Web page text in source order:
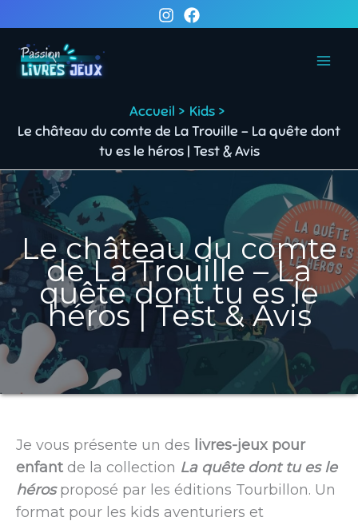
au
contenu
Accueil
Kids
Le château du comte de La Trouille – La quête dont
tu es le héros | Test & Avis
Le château du comte
de La Trouille – La
quête dont tu es le
héros | Test & Avis
Je vous présente un des livres-jeux pour
enfant de la collection La quête dont tu es le
hérosproposé par les éditions Tourbillon. Un
format pour les kids aventuriers et